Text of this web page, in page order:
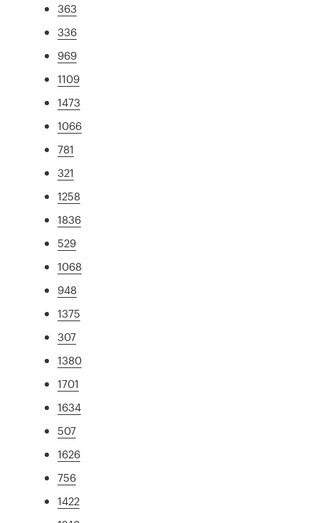
363
336
969
1109
1473
1066
781
321
1258
1836
529
1068
948
1375
307
1380
1701
1634
507
1626
756
1422